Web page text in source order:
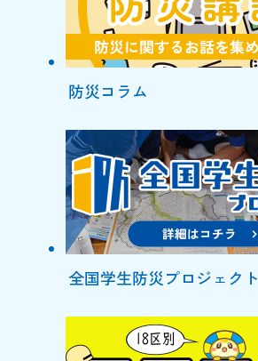
防災コラム
全国学生防災プロジェクト